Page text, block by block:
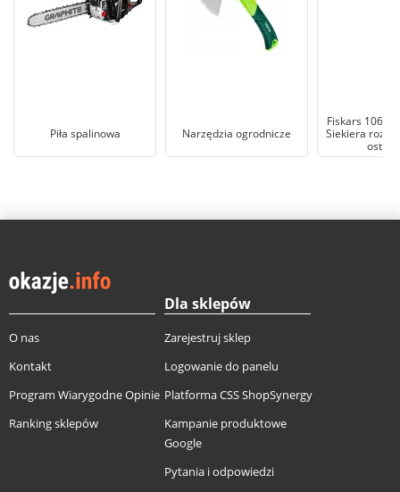
Piła spalinowa Narzędzia ogrodnicze
Fiskars
Siekiera
O nas
Kontakt
Program Wiarygodne Opinie
Ranking sklepów
Dla sklepów
Zarejestruj sklep
Logowanie do panelu
Platforma CSS ShopSynergy
Kampanie produktowe
Google
Pytania i odpowiedzi